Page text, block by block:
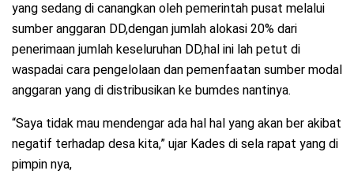
yang sedang di canangkan oleh pemerintah pusat melalui
sumber anggaran DD,dengan jumlah alokasi 20% dari
penerimaan jumlah keseluruhan DD,hal ini lah petut di
waspadai cara pengelolaan dan pemenfaatan sumber modal
anggaran yang di distribusikan ke bumdes nantinya.
“Saya tidak mau mendengar ada hal hal yang akan ber akibat
negatif terhadap desa kita,” ujar Kades di sela rapat yang di
pimpin nya,